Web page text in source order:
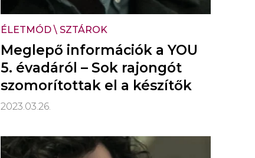
ÉLETMÓD\ SZTÁROK
Meglepő információk a YOU
5. évadáról – Sok rajongót
szomorítottak el a készítők
2023.03.26.